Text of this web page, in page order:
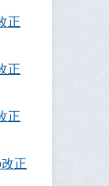
正
正
正
正